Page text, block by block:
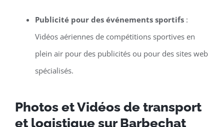
Publicité pour des événements sportifs:
Vidéos aériennes de compétitions sportives en
plein air pour des publicités ou pour des sites web
spécialisés.
Photos et Vidéos de transport
et logistique sur Barbechat